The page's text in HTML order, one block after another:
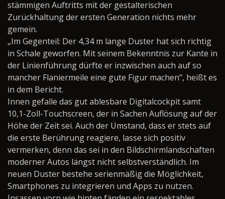
stämmigen Auftritts mit der gestalterischen
Zurückhaltung der ersten Generation nichts mehr
gemein.
„Im Gegenteil: Der 4,34 m lange Duster hat sich richtig
in Schale geworfen. Mit seinem Bekenntnis zur Kante in
der Linienführung dürfte er inzwischen auch auf so
mancher Flaniermeile eine gute Figur machen“, heißt es
in dem Bericht.
Innen gefalle das gut ablesbare Digitalcockpit samt
10,1-Zoll-Touchscreen, der in Sachen Auflösung auf der
Höhe der Zeit sei. Auch der Umstand, dass er stets auf
die erste Berührung reagiere, lasse sich positiv
vermerken, denn das sei in den Bildschirmlandschaften
moderner Autos längst nicht selbstverständlich. Im
neuen Duster bestehe serienmäßig die Möglichkeit,
Smartphones zu integrieren und Apps zu nutzen.